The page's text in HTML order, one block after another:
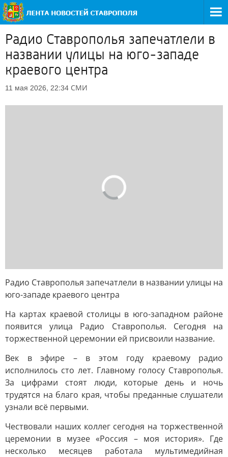
Радио Ставрополья запечатлели в
названии улицы на юго-западе
краевого центра
11 мая 2026, 22:34 СМИ
Радио Ставрополья запечатлели в названии улицы на
юго-западе краевого центра
На картах краевой столицы в юго-западном районе
появится улица Радио Ставрополья. Сегодня на
торжественной церемонии ей присвоили название.
Век в эфире – в этом году краевому радио
исполнилось сто лет. Главному голосу Ставрополья.
За цифрами стоят люди, которые день и ночь
трудятся на благо края, чтобы преданные слушатели
узнали всё первыми.
Чествовали наших коллег сегодня на торжественной
церемонии в музее «Россия – моя история». Где
несколько месяцев работала мультимедийная